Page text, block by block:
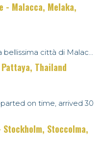
- Malacca, Melaka,
bellissima città di Malac...
Thailand
on time, arrived 30
Stoccolma,